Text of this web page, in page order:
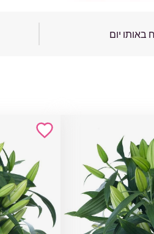
באותו יום